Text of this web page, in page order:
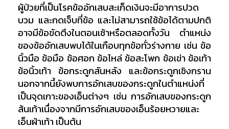
ผู้ป่วยที่เป็นโรคข้ออักเสบสะเก็ดเงินจะมีอาการปวด
บวม และกดเจ็บที่ข้อ และไม่สามารถใช้ข้อได้ตามปกติ
อาจมีข้อขัดตึงในตอนเช้าหรือตลอดทั้งวัน ตำแหน่ง
ของข้ออักเสบพบได้ในเกือบทุกข้อทั่วร่างกาย เช่น ข้อ
นิ้วมือ ข้อมือ ข้อศอก ข้อไหล่ ข้อสะโพก ข้อเข่า ข้อเท้า
ข้อนิ้วเท้า ข้อกระดูกสันหลัง และข้อกระดูกเชิงกราน
นอกจากนี้ยังพบการอักเสบของกระดูกในตำแหน่งที่
เป็นจุดเกาะของเอ็นต่างๆ เช่น การอักเสบของกระดูก
ส้นเท้าเนื่องจากมีการอักเสบของเอ็นร้อยหวายและ
เอ็นฝ่าเท้า เป็นต้น